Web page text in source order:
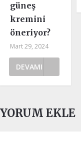
güneş
kremini
öneriyor?
Mart 29, 2024
DEVAMI
YORUM EKLE